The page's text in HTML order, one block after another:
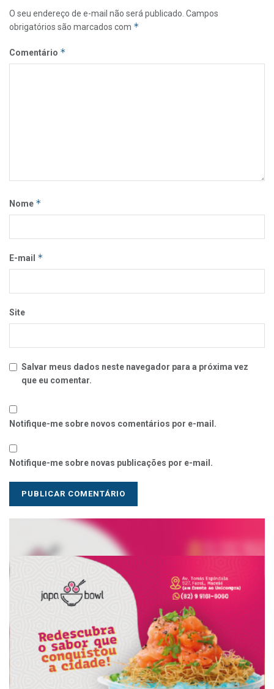
O seu endereço de e-mail não será publicado. Campos
obrigatórios são marcados com *
Comentário *
Nome *
E-mail *
Site
Salvar meus dados neste navegador para a próxima vez
que eu comentar.
Notifique-me sobre novos comentários por e-mail.
Notifique-me sobre novas publicações por e-mail.